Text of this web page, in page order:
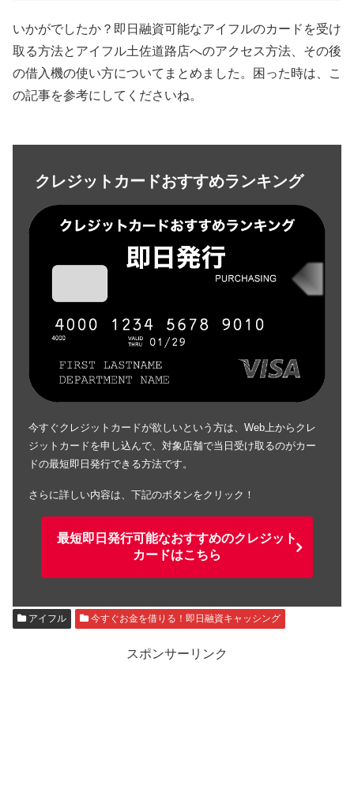
いかがでしたか？即日融資可能なアイフルのカードを受け
取る方法とアイフル土佐道路店へのアクセス方法、その後
の借入機の使い方についてまとめました。困った時は、こ
の記事を参考にしてくださいね。
クレジットカードおすすめランキング
今すぐクレジットカードが欲しいという方は、Web上からクレ
ジットカードを申し込んで、対象店舗で当日受け取るのがカー
ドの最短即日発行できる方法です。
さらに詳しい内容は、下記のボタンをクリック！
最短即日発行可能なおすすめのクレジット
カードはこちら
アイフル 今すぐお金を借りる！即日融資キャッシング
スポンサーリンク